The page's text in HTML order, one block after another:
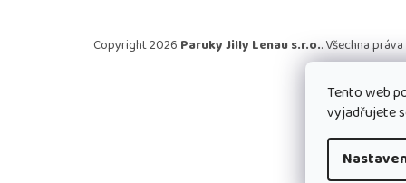
Tento web
vyjadřujete
Copyright 2026 Paruky Jilly Lenau s.r.o.. Všechna